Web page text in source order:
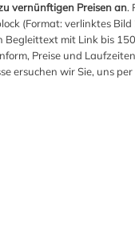
vernünftigen Preisen an.
(Format: verlinktes
Begleittext mit Link bis
Preise und
ersuchen wir Sie, uns per